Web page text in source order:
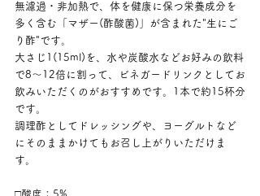
無濾過・非加熱で、体を健康に保つ栄養成分を
多く含む「マザー(酢酸菌)」が含まれた"生にご
り酢"です。
大さじ1(15ml)を、水や炭酸水などお好みの飲料
で8～12倍に割って、ビネガードリンクとしてお
飲みいただくのがおすすめです。1本で約15杯分
です。
調理酢としてドレッシングや、ヨーグルトなど
にそのままかけてもお召し上がりいただけま
す。